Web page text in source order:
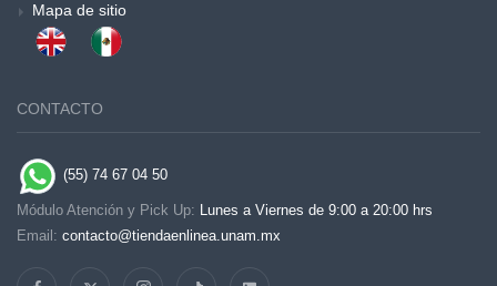
Mapa de sitio
CONTACTO
(55) 74 67 04 50
Módulo Atención y Pick Up: Lunes a Viernes de 9:00 a 20:00 hrs
Email: contacto@tiendaenlinea.unam.mx